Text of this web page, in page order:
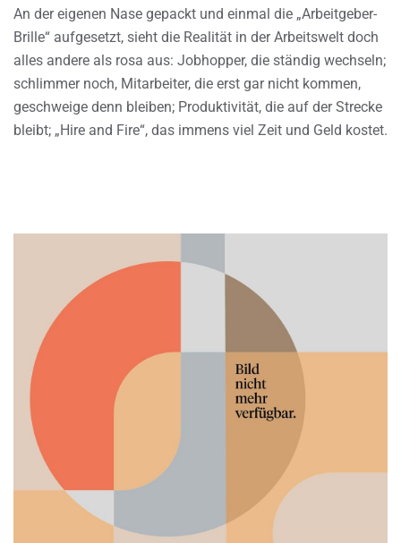
An der eigenen Nase gepackt und einmal die „Arbeitgeber-
Brille“ aufgesetzt, sieht die Realität in der Arbeitswelt doch
alles andere als rosa aus: Jobhopper, die ständig wechseln;
schlimmer noch, Mitarbeiter, die erst gar nicht kommen,
geschweige denn bleiben; Produktivität, die auf der Strecke
bleibt; „Hire and Fire“, das immens viel Zeit und Geld kostet.